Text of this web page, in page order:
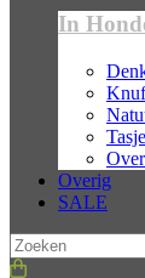
In
Overig
SALE